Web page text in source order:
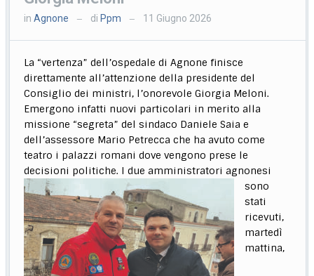
inAgnone — di Ppm — 11 Giugno 2026
La “vertenza” dell’ospedale di Agnone finisce
direttamente all’attenzione della presidente del
Consiglio dei ministri, l’onorevole Giorgia Meloni.
Emergono infatti nuovi particolari in merito alla
missione “segreta” del sindaco Daniele Saia e
dell’assessore Mario Petrecca che ha avuto come
teatro i palazzi romani dove vengono prese le
decisioni politiche. I due amministratori agnonesi
sono
stati
ricevuti,
martedì
mattina,